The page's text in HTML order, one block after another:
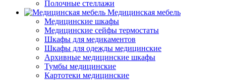
Полочные стеллажи
Медицинская мебель
Медицинские шкафы
Медицинские сейфы термостаты
Шкафы для медикаментов
Шкафы для одежды медицинские
Архивные медицинские шкафы
Тумбы медицинские
Картотеки медицинские